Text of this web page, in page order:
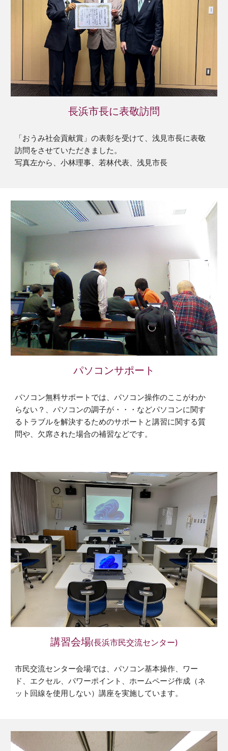
長浜市長に表敬訪問
「おうみ社会貢献賞」の表彰を受けて、浅見市長に表敬
訪問をさせていただきました。
写真左から、小林理事、若林代表、浅見市長
パソコンサポート
パソコン無料サポートでは、パソコン操作のここがわか
らない？、パソコンの調子が・・・などパソコンに関す
るトラブルを解決するためのサポートと講習に関する質
問や、欠席された場合の補習などです。
講習会場(長浜市民交流センター)
市民交流センター会場では、パソコン基本操作、ワー
ド、エクセル、パワーポイント、ホームページ作成（ネ
ット回線を使用しない）講座を実施しています。